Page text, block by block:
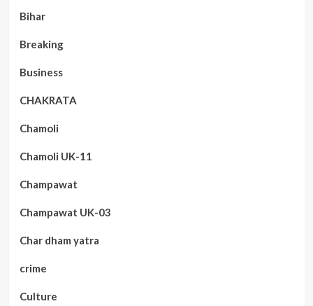
Bihar
Breaking
Business
CHAKRATA
Chamoli
Chamoli UK-11
Champawat
Champawat UK-03
Char dham yatra
crime
Culture